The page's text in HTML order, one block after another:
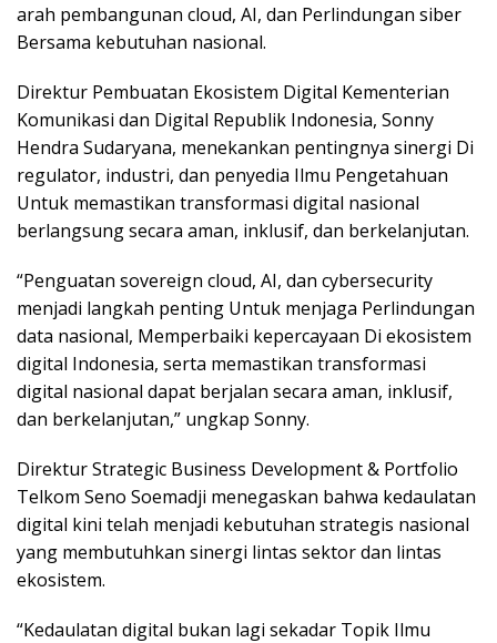
arah pembangunan cloud, AI, dan Perlindungan siber
Bersama kebutuhan nasional.
Direktur Pembuatan Ekosistem Digital Kementerian
Komunikasi dan Digital Republik Indonesia, Sonny
Hendra Sudaryana, menekankan pentingnya sinergi Di
regulator, industri, dan penyedia Ilmu Pengetahuan
Untuk memastikan transformasi digital nasional
berlangsung secara aman, inklusif, dan berkelanjutan.
“Penguatan sovereign cloud, AI, dan cybersecurity
menjadi langkah penting Untuk menjaga Perlindungan
data nasional, Memperbaiki kepercayaan Di ekosistem
digital Indonesia, serta memastikan transformasi
digital nasional dapat berjalan secara aman, inklusif,
dan berkelanjutan,” ungkap Sonny.
Direktur Strategic Business Development & Portfolio
Telkom Seno Soemadji menegaskan bahwa kedaulatan
digital kini telah menjadi kebutuhan strategis nasional
yang membutuhkan sinergi lintas sektor dan lintas
ekosistem.
“Kedaulatan digital bukan lagi sekadar Topik Ilmu